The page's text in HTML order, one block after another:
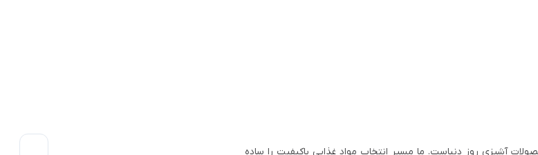
آشپزی روز دنیاست. ما مسیر انتخاب مواد غذایی باکیفیت را ساده